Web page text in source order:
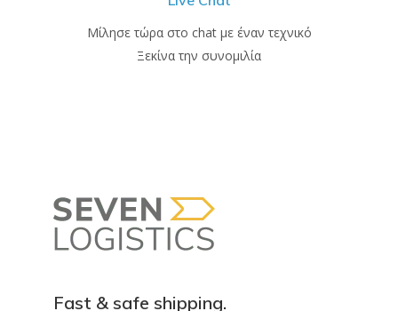
Μίλησε τώρα στο chat με έναν τεχνικό
Ξεκίνα την συνομιλία
Fast & safe shipping.